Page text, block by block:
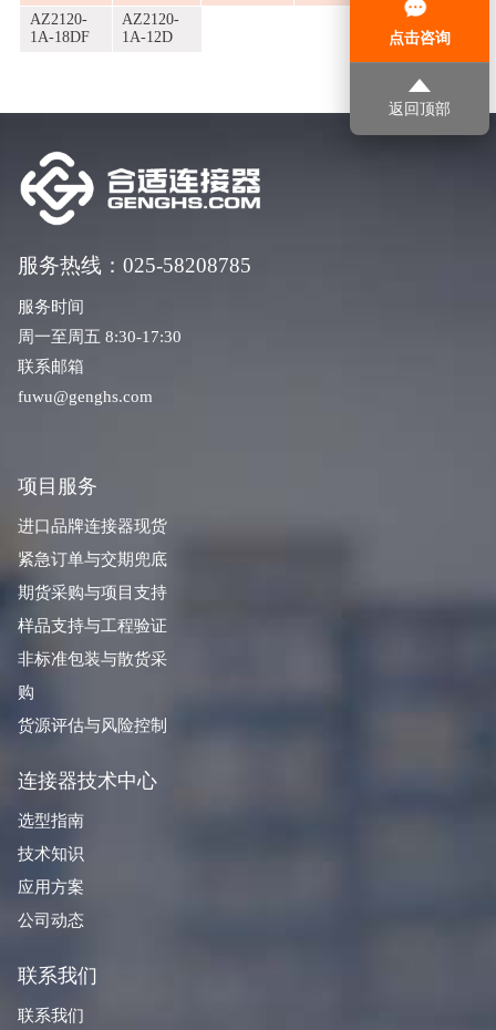
点击咨询
返回顶部
AZ2120-
1A-18DF
AZ2120-
1A-12D
服务热线：025-58208785
服务时间
周一至周五 8:30-17:30
联系邮箱
fuwu@genghs.com
项目服务
进口品牌连接器现货
紧急订单与交期兜底
期货采购与项目支持
样品支持与工程验证
非标准包装与散货采
购
货源评估与风险控制
连接器技术中心
选型指南
技术知识
应用方案
公司动态
联系我们
联系我们